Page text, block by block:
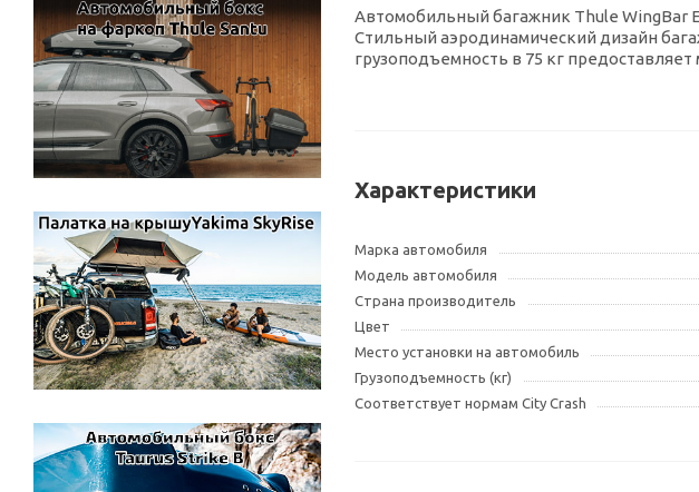
Автомобильный багажник Thule WingBar
Стильный аэродинамический дизайн
грузоподъемность в 75 кг
Характеристики
Марка автомобиля
Модель автомобиля
Страна производитель
Цвет
Место установки на автомобиль
Грузоподъемность (кг)
Соответствует нормам City Crash